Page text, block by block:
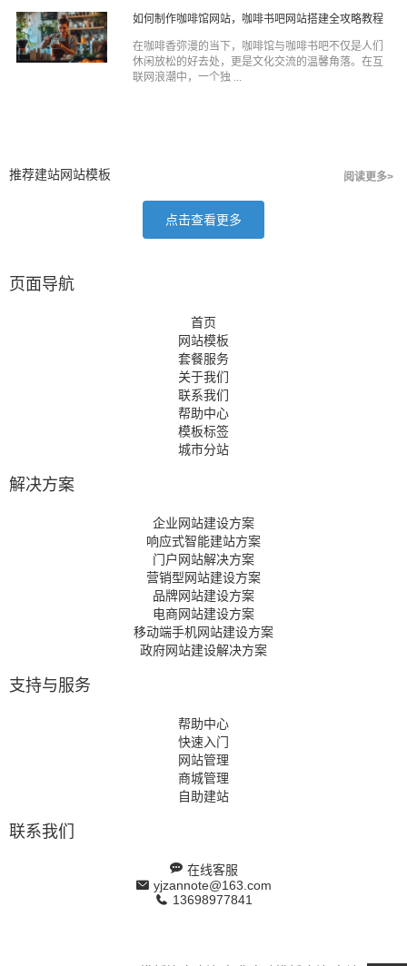
如何制作咖啡馆网站，咖啡书吧网站搭建全攻略教程
在咖啡香弥漫的当下，咖啡馆与咖啡书吧不仅是人们
休闲放松的好去处，更是文化交流的温馨角落。在互
联网浪潮中，一个独 ...
推荐建站网站模板 阅读更多>
点击查看更多
页面导航
首页
网站模板
套餐服务
关于我们
联系我们
帮助中心
模板标签
城市分站
解决方案
企业网站建设方案
响应式智能建站方案
门户网站解决方案
营销型网站建设方案
品牌网站建设方案
电商网站建设方案
移动端手机网站建设方案
政府网站建设解决方案
支持与服务
帮助中心
快速入门
网站管理
商城管理
自助建站
联系我们
在线客服
yjzannote@163.com
13698977841